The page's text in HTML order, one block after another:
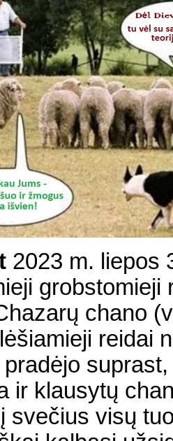
2023 m. liepos
grobstomieji
chano
reidai
ir klausytų
svečius visų